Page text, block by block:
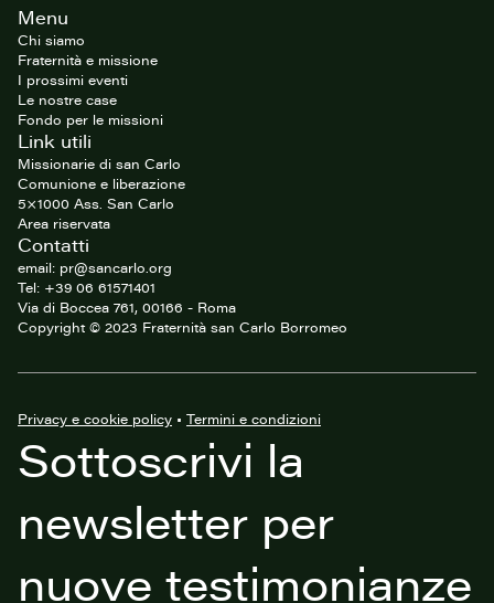
FooterMenu
Chi siamo
Fraternità e missione
I prossimi eventi
Le nostre case
Fondo per le missioni
Link utili
Missionarie di san Carlo
Comunione e liberazione
5×1000 Ass. San Carlo
Area riservata
Contatti
email: pr@sancarlo.org
Tel: +39 06 61571401
Via di Boccea 761, 00166 - Roma
Copyright © 2023 Fraternità san Carlo Borromeo
Privacy e cookie policy • Termini e condizioni
Sottoscrivi la
newsletter per
nuove testimonianze